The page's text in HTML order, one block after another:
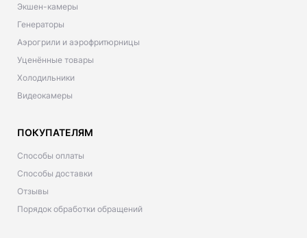
Экшен-камеры
Генераторы
Аэрогрили и аэрофритюрницы
Уценённые товары
Холодильники
Видеокамеры
ПОКУПАТЕЛЯМ
Способы оплаты
Способы доставки
Отзывы
Порядок обработки обращений